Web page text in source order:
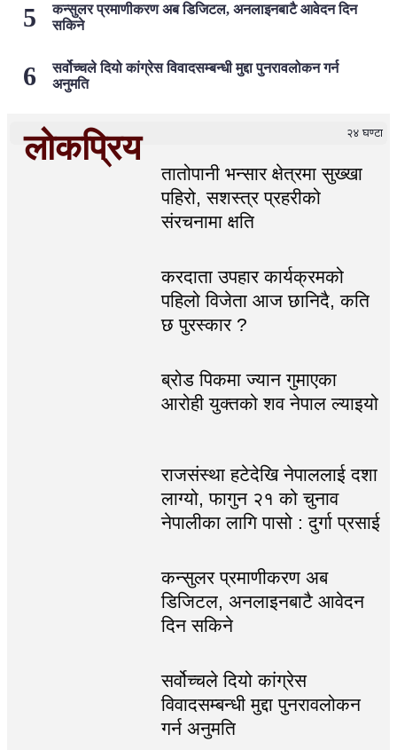
कन्सुलर प्रमाणीकरण अब डिजिटल, अनलाइनबाटै आवेदन दिन
सकिने
सर्वोच्चले दियो कांग्रेस विवादसम्बन्धी मुद्दा पुनरावलोकन गर्न
अनुमति
लोकप्रिय २४ घण्टा
तातोपानी भन्सार क्षेत्रमा सुख्खा
पहिरो, सशस्त्र प्रहरीको
संरचनामा क्षति
करदाता उपहार कार्यक्रमको
पहिलो विजेता आज छानिदै, कति
छ पुरस्कार ?
ब्रोड पिकमा ज्यान गुमाएका
आरोही युक्तको शव नेपाल ल्याइयो
राजसंस्था हटेदेखि नेपाललाई दशा
लाग्यो, फागुन २१ को चुनाव
नेपालीका लागि पासो : दुर्गा प्रसाई
कन्सुलर प्रमाणीकरण अब
डिजिटल, अनलाइनबाटै आवेदन
दिन सकिने
सर्वोच्चले दियो कांग्रेस
विवादसम्बन्धी मुद्दा पुनरावलोकन
गर्न अनुमति